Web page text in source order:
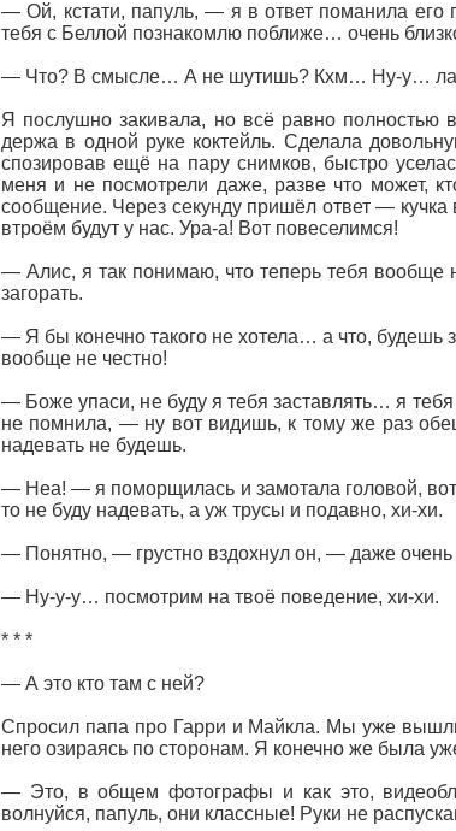
— Ой, кстати, папуль, — я в ответ поманила его
тебя с Беллой познакомлю поближе… очень
— Что? В смысле… А не шутишь? Кхм… Ну-у…
Я послушно закивала, но всё равно полностью
держа в одной руке коктейль. Сделала
спозировав ещё на пару снимков, быстро
меня и не посмотрели даже, разве что может,
сообщение. Через секунду пришёл ответ —
втроём будут у нас. Ура-а! Вот повеселимся!
— Алис, я так понимаю, что теперь тебя вообще
загорать.
— Я бы конечно такого не хотела… а что, будешь
вообще не честно!
— Боже упаси, не буду я тебя заставлять… я
не помнила, — ну вот видишь, к тому же раз
надевать не будешь.
— Неа! — я поморщилась и замотала головой, вот
то не буду надевать, а уж трусы и подавно, хи-хи.
— Понятно, — грустно вздохнул он, — даже очень
— Ну-у-у… посмотрим на твоё поведение, хи-хи.
* * *
— А это кто там с ней?
Спросил папа про Гарри и Майкла. Мы уже
него озираясь по сторонам. Я конечно же была
— Это, в общем фотографы и как это,
волнуйся, папуль, они классные! Руки не